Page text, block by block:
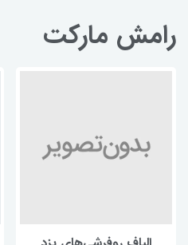
رامش مارکت